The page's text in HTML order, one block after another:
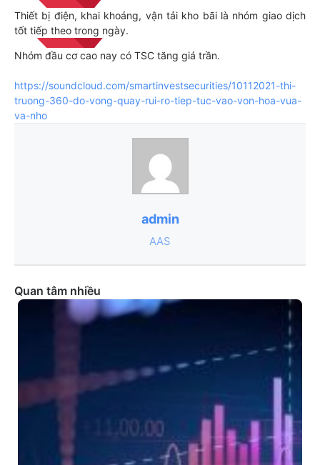
Thiết bị điện, khai khoáng, vận tải kho bãi là nhóm giao dịch
tốt tiếp theo trong ngày.
Nhóm đầu cơ cao nay có TSC tăng giá trần.
https://soundcloud.com/smartinvestsecurities/10112021-thi-
truong-360-do-vong-quay-rui-ro-tiep-tuc-vao-von-hoa-vua-
va-nho
admin
AAS
Quan tâm nhiều